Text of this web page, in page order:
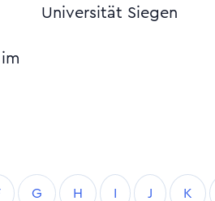
Universität Siegen
G H I J K